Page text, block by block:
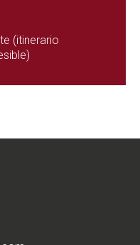
(itinerario